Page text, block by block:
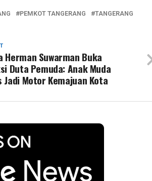
PEMKOT TANGERANG
TANGERANG
Herman Suwarman Buka
Duta Pemuda: Anak Muda
Jadi Motor Kemajuan Kota